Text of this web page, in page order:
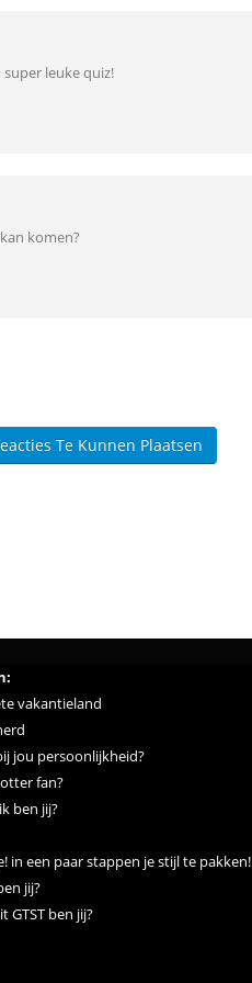
super leuke quiz!
komen?
Te Kunnen Plaatsen
vakantieland
jou persoonlijkheid?
fan?
ben jij?
in een paar stappen je stijl te pakken!
jij?
GTST ben jij?